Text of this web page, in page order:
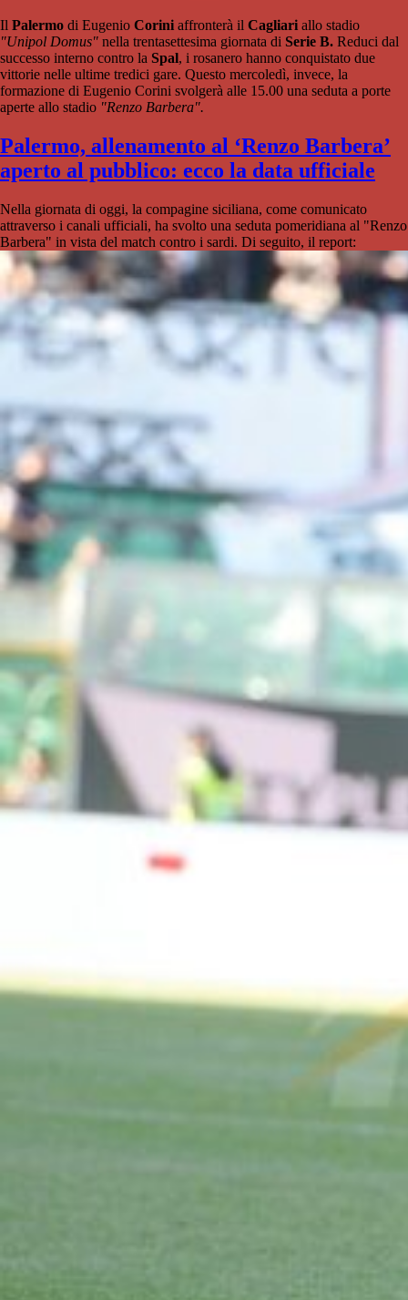
Il Palermo di Eugenio Corini affronterà il Cagliari allo stadio
"Unipol Domus" nella trentasettesima giornata di Serie B. Reduci dal
successo interno contro la Spal, i rosanero hanno conquistato due
vittorie nelle ultime tredici gare. Questo mercoledì, invece, la
formazione di Eugenio Corini svolgerà alle 15.00 una seduta a porte
aperte allo stadio "Renzo Barbera".
Palermo, allenamento al ‘Renzo Barbera’
aperto al pubblico: ecco la data ufficiale
Nella giornata di oggi, la compagine siciliana, come comunicato
attraverso i canali ufficiali, ha svolto una seduta pomeridiana al "Renzo
Barbera" in vista del match contro i sardi. Di seguito, il report: